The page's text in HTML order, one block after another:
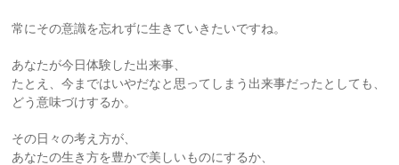
常にその意識を忘れずに生きていきたいですね。
あなたが今日体験した出来事、
たとえ、今まではいやだなと思ってしまう出来事だったとしても、
どう意味づけするか。
その日々の考え方が、
あなたの生き方を豊かで美しいものにするか、